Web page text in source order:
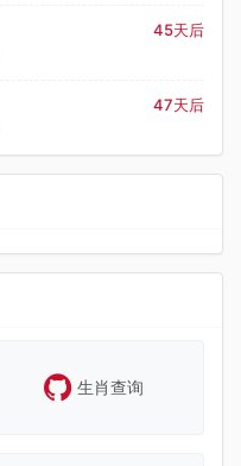
45天后
47天后
生肖查询